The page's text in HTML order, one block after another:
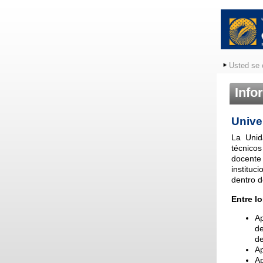
Usted se
La
dentro
Entre